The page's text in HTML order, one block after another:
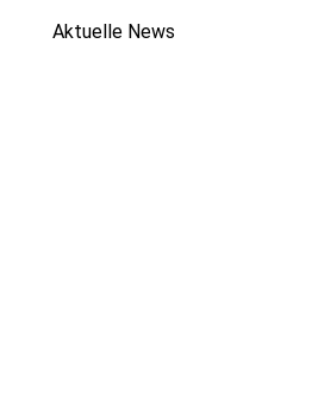
Aktuelle News